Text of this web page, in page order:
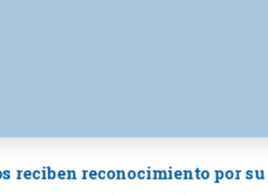
reciben reconocimiento por